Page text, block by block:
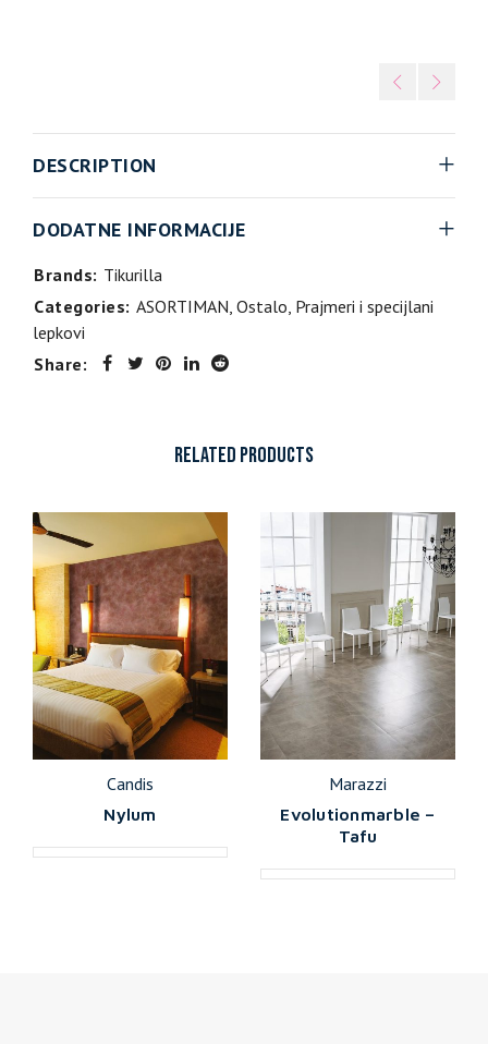
DESCRIPTION
DODATNE INFORMACIJE
Brands: Tikurilla
Categories: ASORTIMAN, Ostalo, Prajmeri i specijlani
lepkovi
Share:
RELATED PRODUCTS
Candis
Nylum
Marazzi
Evolutionmarble –
Tafu